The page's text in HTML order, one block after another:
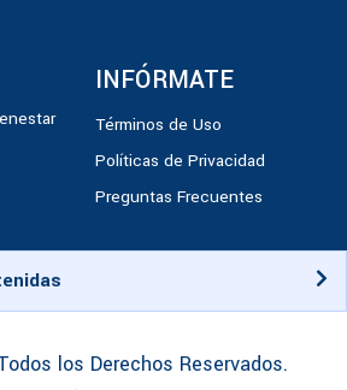
INFÓRMATE
Términos de Uso
Políticas de Privacidad
Preguntas Frecuentes
los Derechos Reservados.